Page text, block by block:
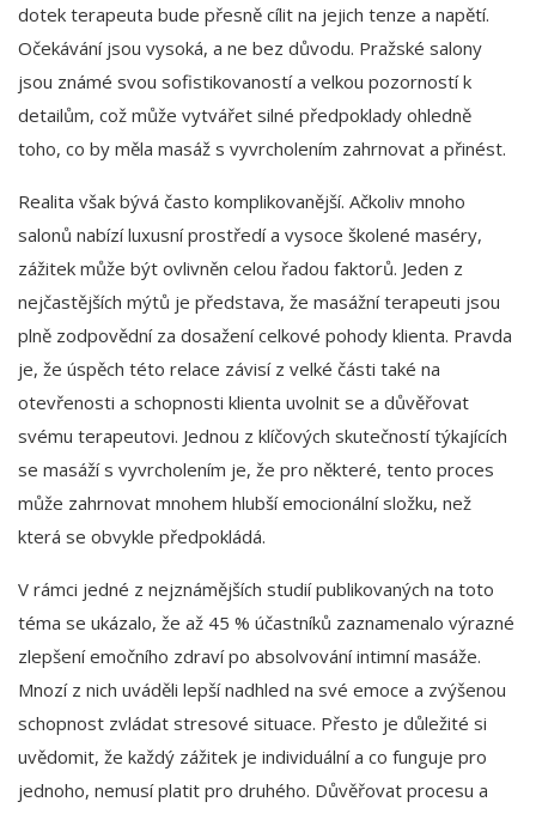
dotek terapeuta bude přesně cílit na jejich tenze a napětí.
Očekávání jsou vysoká, a ne bez důvodu. Pražské salony
jsou známé svou sofistikovaností a velkou pozorností k
detailům, což může vytvářet silné předpoklady ohledně
toho, co by měla masáž s vyvrcholením zahrnovat a přinést.
Realita však bývá často komplikovanější. Ačkoliv mnoho
salonů nabízí luxusní prostředí a vysoce školené maséry,
zážitek může být ovlivněn celou řadou faktorů. Jeden z
nejčastějších mýtů je představa, že masážní terapeuti jsou
plně zodpovědní za dosažení celkové pohody klienta. Pravda
je, že úspěch této relace závisí z velké části také na
otevřenosti a schopnosti klienta uvolnit se a důvěřovat
svému terapeutovi. Jednou z klíčových skutečností týkajících
se masáží s vyvrcholením je, že pro některé, tento proces
může zahrnovat mnohem hlubší emocionální složku, než
která se obvykle předpokládá.
V rámci jedné z nejznámějších studií publikovaných na toto
téma se ukázalo, že až 45 % účastníků zaznamenalo výrazné
zlepšení emočního zdraví po absolvování intimní masáže.
Mnozí z nich uváděli lepší nadhled na své emoce a zvýšenou
schopnost zvládat stresové situace. Přesto je důležité si
uvědomit, že každý zážitek je individuální a co funguje pro
jednoho, nemusí platit pro druhého. Důvěřovat procesu a